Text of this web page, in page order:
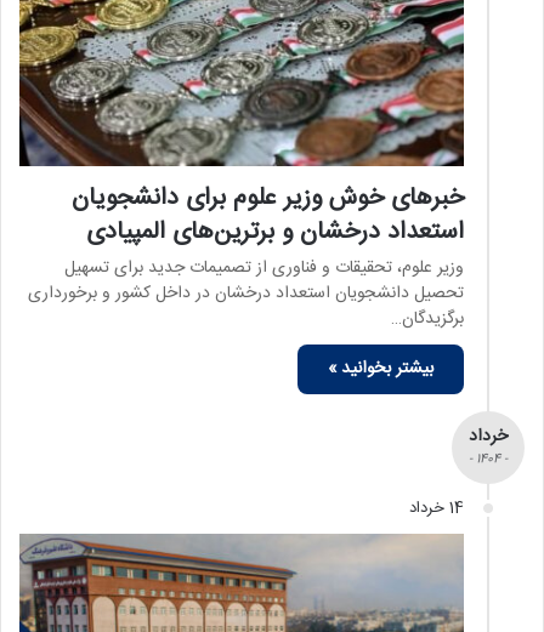
خبرهای خوش وزیر علوم برای دانشجویان
استعداد درخشان و برترین‌های المپیادی
وزیر علوم، تحقیقات و فناوری از تصمیمات جدید برای تسهیل
تحصیل دانشجویان استعداد درخشان در داخل کشور و برخورداری
برگزیدگان…
بیشتر بخوانید »
خرداد
- 1404 -
14 خرداد